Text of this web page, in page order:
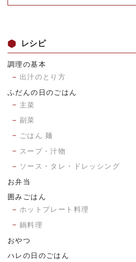
レシピ
調理の基本
出汁のとり方
ふだんの日のごはん
主菜
副菜
ごはん 麺
スープ・汁物
ソース・タレ・ドレッシング
お弁当
囲みごはん
ホットプレート料理
鍋料理
おやつ
ハレの日のごはん